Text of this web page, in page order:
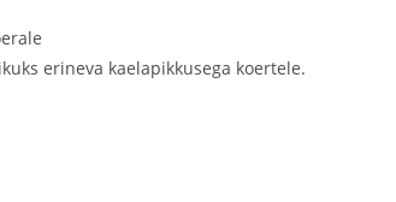
erineva kaelapikkusega koertele.